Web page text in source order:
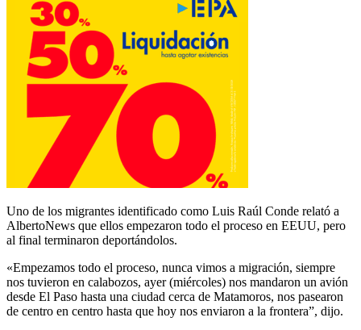
Uno de los migrantes identificado como Luis Raúl Conde relató a
AlbertoNews que ellos empezaron todo el proceso en EEUU, pero
al final terminaron deportándolos.
«Empezamos todo el proceso, nunca vimos a migración, siempre
nos tuvieron en calabozos, ayer (miércoles) nos mandaron un avión
desde El Paso hasta una ciudad cerca de Matamoros, nos pasearon
de centro en centro hasta que hoy nos enviaron a la frontera”, dijo.